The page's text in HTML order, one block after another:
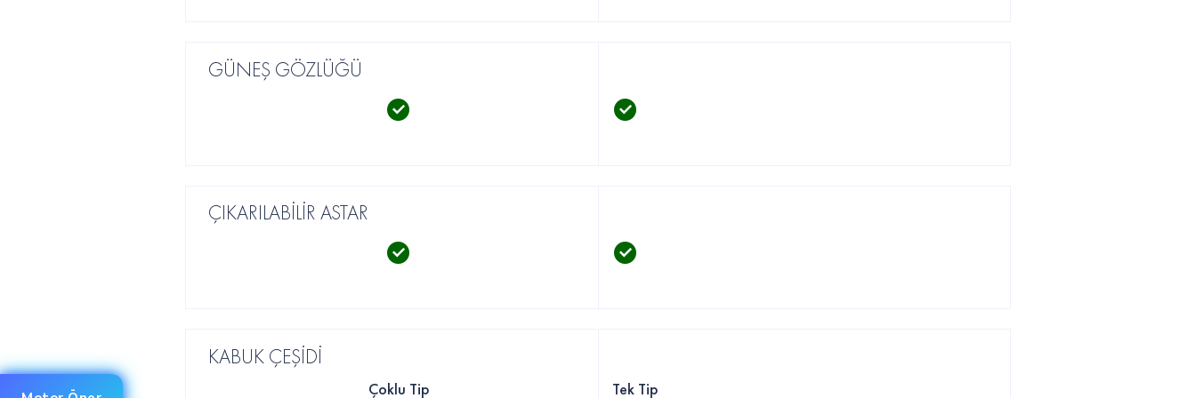
GÜNEŞ GÖZLÜĞÜ
ÇIKARILABİLİR ASTAR
KABUK ÇEŞİDİ
Çoklu Tip Tek Tip